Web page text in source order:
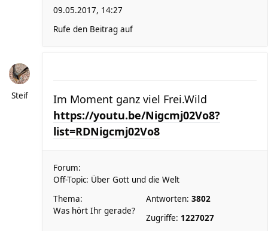
09.05.2017, 14:27
Rufe den Beitrag auf
Steif
Im Moment ganz viel Frei.Wild
https://youtu.be/Nigcmj02Vo8?
list=RDNigcmj02Vo8
Forum:
Off-Topic: Über Gott und die Welt
Thema:
Was hört Ihr gerade?
Antworten: 3802
Zugriffe: 1227027